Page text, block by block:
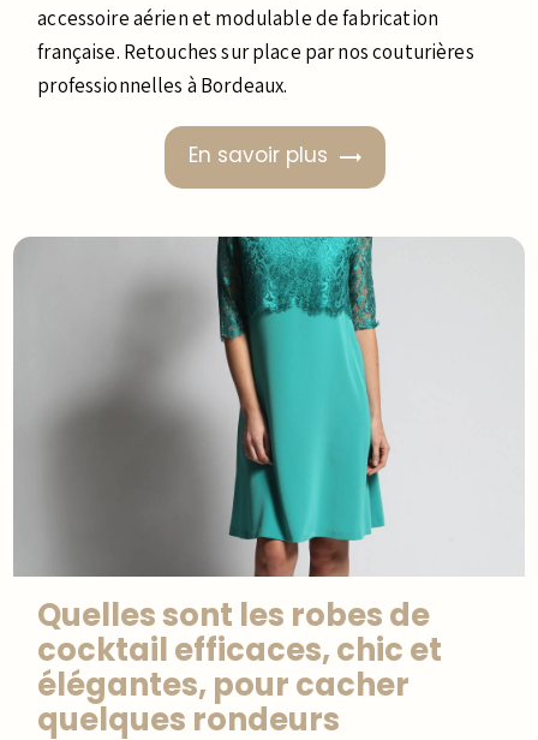
accessoire aérien et modulable de fabrication
française. Retouches sur place par nos couturières
professionnelles à Bordeaux.
En savoir plus
Quelles sont les robes de
cocktail efficaces, chic et
élégantes, pour cacher
quelques rondeurs